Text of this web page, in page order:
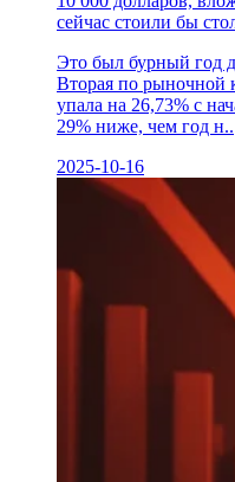
сейчас стоили бы
Это был бурный год
Вторая по рыночной
упала на 26,73% с
29% ниже, чем год н..
2025-10-16